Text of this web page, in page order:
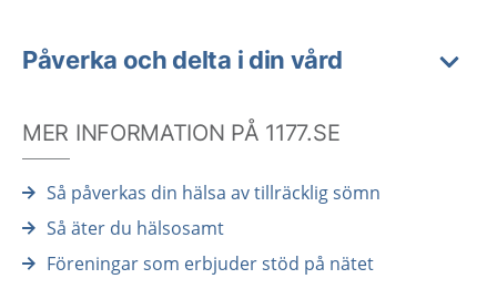
Påverka och delta i din vård
MER INFORMATION PÅ 1177.SE
Så påverkas din hälsa av tillräcklig sömn
Så äter du hälsosamt
Föreningar som erbjuder stöd på nätet